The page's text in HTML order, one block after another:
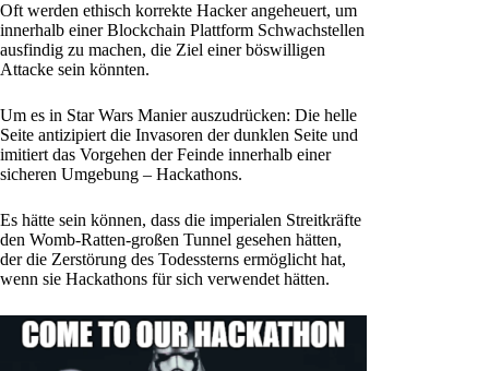
Oft werden ethisch korrekte Hacker angeheuert, um
innerhalb einer Blockchain Plattform Schwachstellen
ausfindig zu machen, die Ziel einer böswilligen
Attacke sein könnten.
Um es in Star Wars Manier auszudrücken: Die helle
Seite antizipiert die Invasoren der dunklen Seite und
imitiert das Vorgehen der Feinde innerhalb einer
sicheren Umgebung – Hackathons.
Es hätte sein können, dass die imperialen Streitkräfte
den Womb-Ratten-großen Tunnel gesehen hätten,
der die Zerstörung des Todessterns ermöglicht hat,
wenn sie Hackathons für sich verwendet hätten.